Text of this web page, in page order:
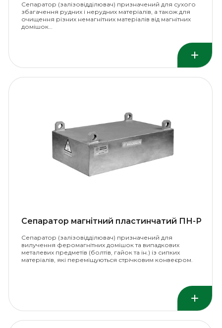
Сепаратор (залізовідділювач) призначений для сухого
збагачення рудних і нерудних матеріалів, а також для
очищення різних немагнітних матеріалів від магнітних
домішок…
Сепаратор магнітний пластинчатий ПН-Р
Сепаратор (залізовідділювач) призначений для
вилучення феромагнітних домішок та випадкових
металевих предметів (болтів, гайок та ін.) із сипких
матеріалів, які переміщуються стрічковим конвеєром.